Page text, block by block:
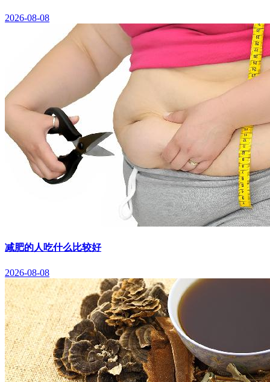
2026-08-08
减肥的人吃什么比较好
2026-08-08